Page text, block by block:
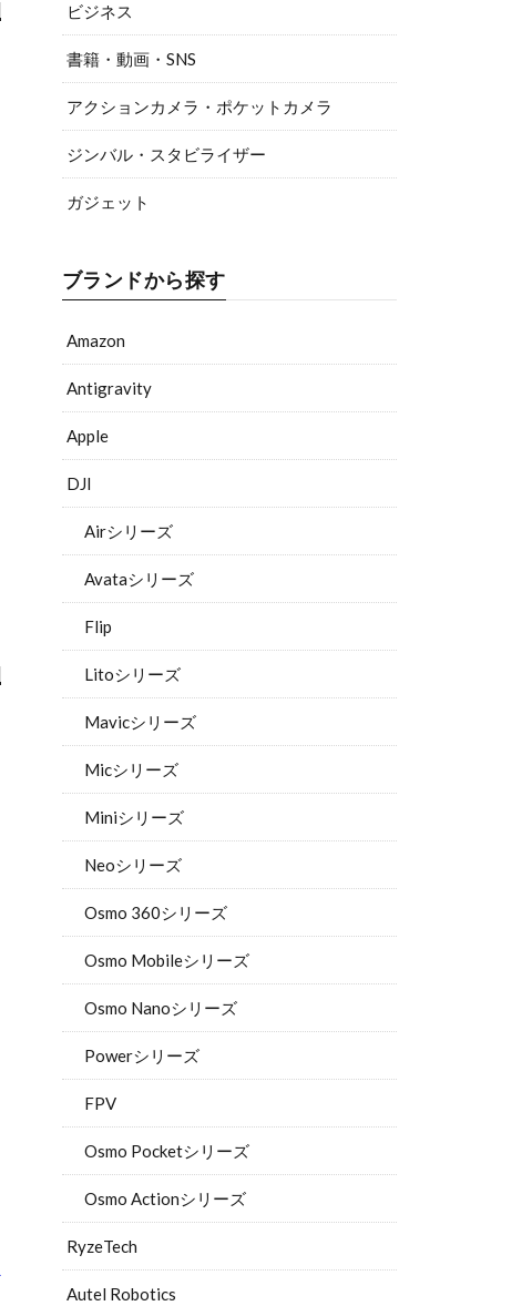
ビジネス
書籍・動画・SNS
アクションカメラ・ポケットカメラ
ジンバル・スタビライザー
ガジェット
ブランドから探す
Amazon
Antigravity
Apple
DJI
Airシリーズ
Avataシリーズ
Flip
Litoシリーズ
Mavicシリーズ
Micシリーズ
Miniシリーズ
Neoシリーズ
Osmo 360シリーズ
Osmo Mobileシリーズ
Osmo Nanoシリーズ
Powerシリーズ
FPV
Osmo Pocketシリーズ
Osmo Actionシリーズ
RyzeTech
Autel Robotics